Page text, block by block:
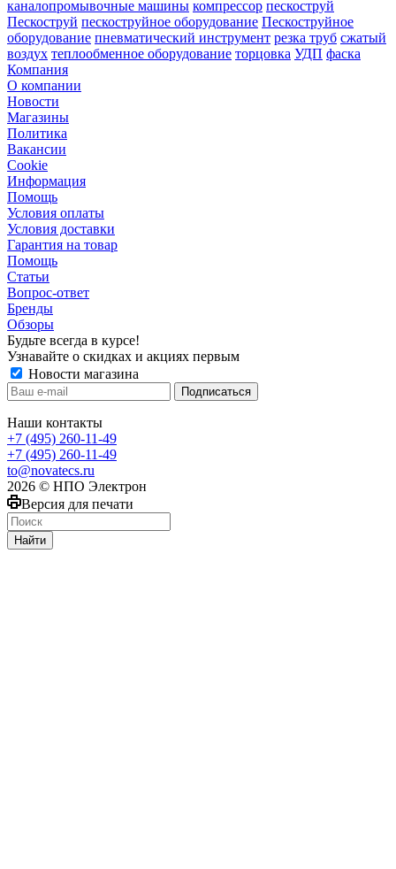
каналопромывочные машины компрессор пескоструй
Пескоструй пескоструйное оборудование Пескоструйное
оборудование пневматический инструмент резка труб сжатый
воздух теплообменное оборудование торцовка УДП фаска
Компания
О компании
Новости
Магазины
Политика
Вакансии
Сookie
Информация
Помощь
Условия оплаты
Условия доставки
Гарантия на товар
Помощь
Статьи
Вопрос-ответ
Бренды
Обзоры
Будьте всегда в курсе!
Узнавайте о скидках и акциях первым
Новости магазина
Наши контакты
+7 (495) 260-11-49
+7 (495) 260-11-49
to@novatecs.ru
2026 © НПО Электрон
Версия для печати
Найти